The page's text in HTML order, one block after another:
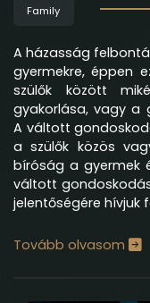
Family
A házasság
gyermekre, éppen
szülők között
gyakorlása, vagy a
A váltott
a szülők közös
bíróság a gyermek
váltott
jelentőségére hívjuk
Tovább olvasom